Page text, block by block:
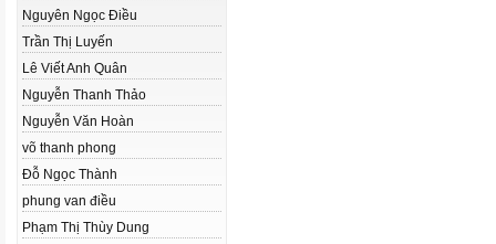
Nguyên Ngọc Điều
Trần Thị Luyến
Lê Viết Anh Quân
Nguyễn Thanh Thảo
Nguyễn Văn Hoàn
võ thanh phong
Đỗ Ngọc Thành
phung van điều
Phạm Thị Thùy Dung